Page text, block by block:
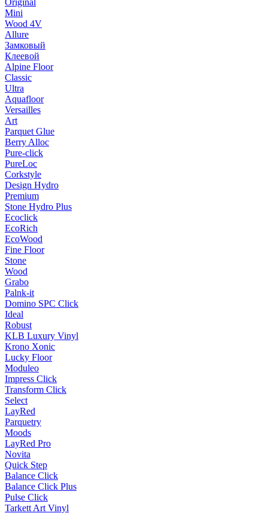
Original
Mini
Wood 4V
Allure
Замковый
Клеевой
Alpine Floor
Classic
Ultra
Aquafloor
Versailles
Art
Parquet Glue
Berry Alloc
Pure-click
PureLoc
Corkstyle
Design Hydro
Premium
Stone Hydro Plus
Ecoclick
EcoRich
EcoWood
Fine Floor
Stone
Wood
Grabo
Palnk-it
Domino SPC Click
Ideal
Robust
KLB Luxury Vinyl
Krono Xonic
Lucky Floor
Moduleo
Impress Click
Transform Click
Select
LayRed
Parquetry
Moods
LayRed Pro
Novita
Quick Step
Balance Click
Balance Click Plus
Pulse Click
Tarkett Art Vinyl